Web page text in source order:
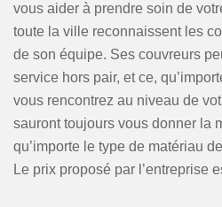
vous aider à prendre soin de
toute la ville reconnaissent les
de son équipe. Ses couvreurs
service hors pair, et ce,
vous rencontrez au niveau de
sauront toujours vous donner la
qu’importe le type de matériau
Le prix proposé par l’entreprise